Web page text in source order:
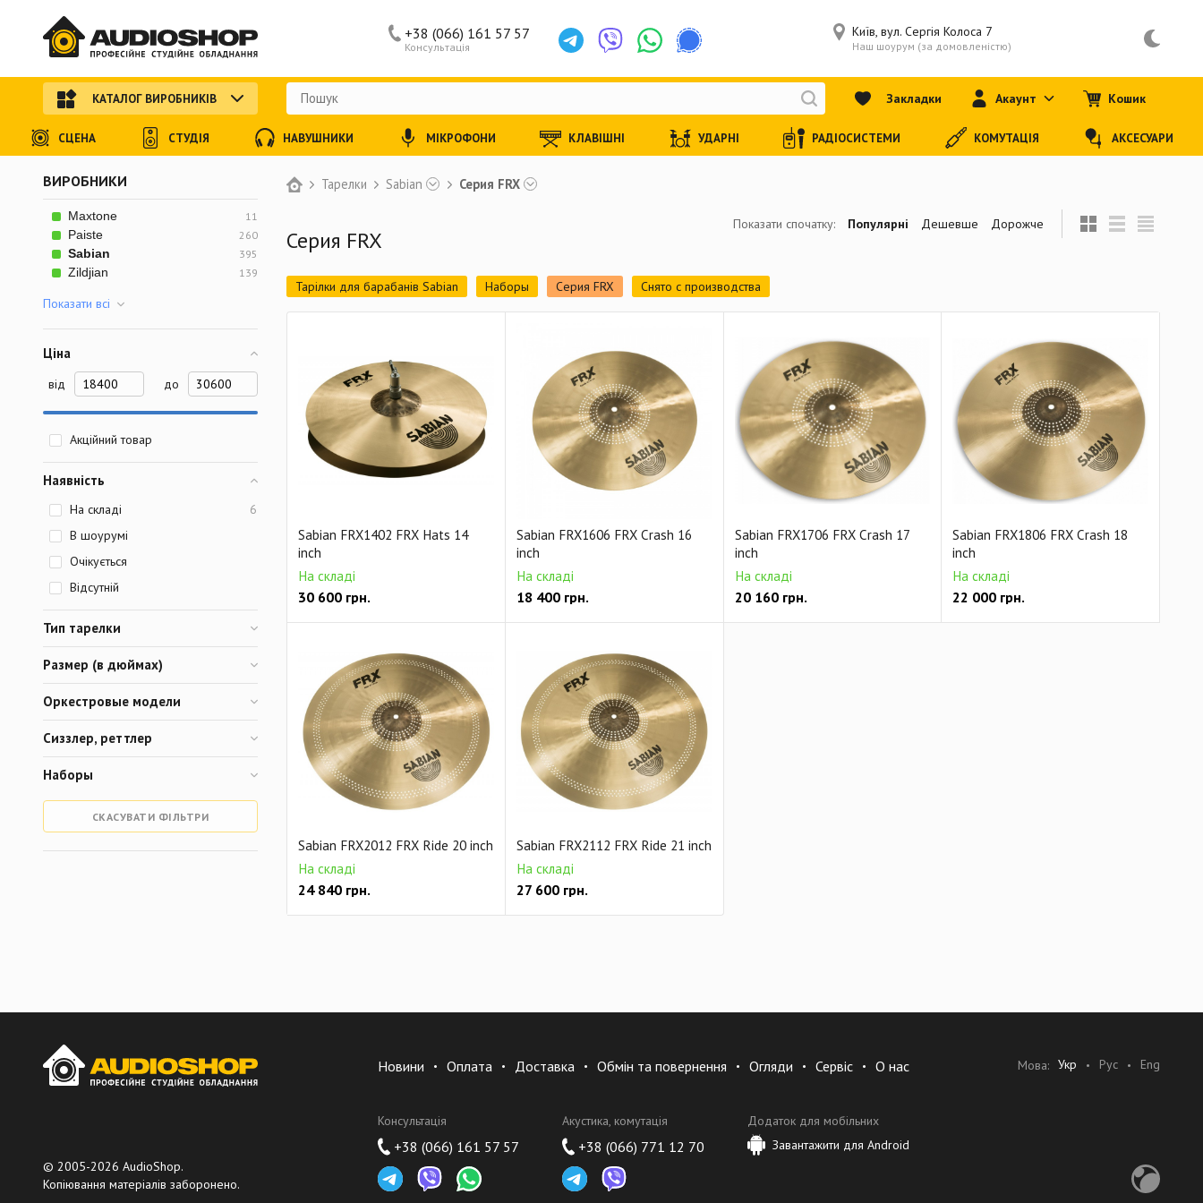
Тарелки Sabian Серия FRX
Серия FRX
Тарілки для барабанів Sabian Наборы Серия FRX Снято с производства
Sabian FRX1402 FRX Hats 14
inch
На складі
30 600 грн.
Sabian FRX1606 FRX Crash 16
inch
На складі
18 400грн.
Sabian FRX1706 FRX Crash 17
inch
На складі
20 160грн.
Sabian FRX1806 FRX Crash 18
inch
На складі
22 000 грн.
Sabian FRX2012 FRX Ride 20 inch
На складі
24 840 грн.
Sabian FRX2112 FRX Ride 21 inch
На складі
27 600грн.
Показати спочатку: Популярні Дешевше Дорожче
ВИРОБНИКИ
Maxtone 11
Paiste 260
Sabian 395
Zildjian 139
Показати всi
Ціна
від до
Акційний товар
Наявність
На складі 6
В шоурумі
Очікується
Відсутній
Тип тарелки
Размер (в дюймах)
Оркестровые модели
Сиззлер, реттлер
Наборы
СКАСУВАТИ ФІЛЬТРИ
Консультація
+38 (066) 161 57 57 Київ, вул. Сергія Колоса 7
Наш шоурум (за домовленістю)
КАТАЛОГ ВИРОБНИКІВ Закладки Акаунт Кошик
СЦЕНА СТУДІЯ НАВУШНИКИ МІКРОФОНИ КЛАВІШНІ УДАРНІ РАДІОСИСТЕМИ КОМУТАЦІЯ АКСЕСУАРИ
Новини Оплата Доставка Обмін та повернення Огляди Сервіс О нас
Консультація
+38 (066) 161 57 57
Акустика, комутація
+38 (066) 771 12 70
Додаток для мобільних
Завантажити для Android
Мова: Укр Рус Eng
© 2005-2026 AudioShop.
Копіювання матеріалів заборонено.